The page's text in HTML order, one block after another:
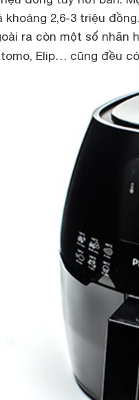
khoảng 2,6-3 triệu
ra còn một số nhãn
Elip… cũng đều